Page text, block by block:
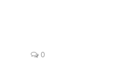
0